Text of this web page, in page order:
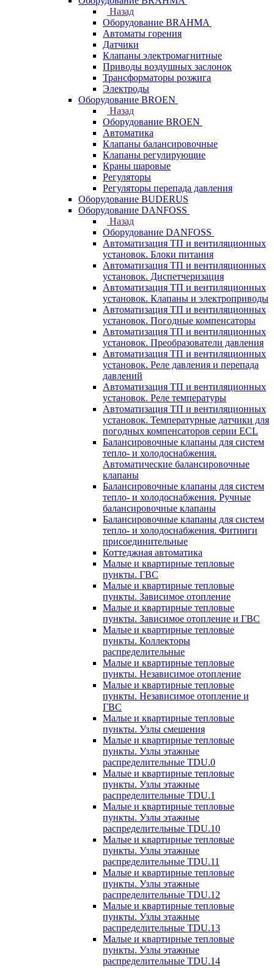
Назад
Оборудование BRAHMA
Автоматы горения
Датчики
Клапаны электромагнитные
Приводы воздушных заслонок
Трансформаторы розжига
Электроды
Оборудование BROEN
Назад
Оборудование BROEN
Автоматика
Клапаны балансировочные
Клапаны регулирующие
Краны шаровые
Регуляторы
Регуляторы перепада давления
Оборудование BUDERUS
Оборудование DANFOSS
Назад
Оборудование DANFOSS
Автоматизация ТП и вентиляционных
установок. Блоки питания
Автоматизация ТП и вентиляционных
установок. Диспетчеризация
Автоматизация ТП и вентиляционных
установок. Клапаны и электроприводы
Автоматизация ТП и вентиляционных
установок. Погодные компенсаторы
Автоматизация ТП и вентиляционных
установок. Преобразователи давления
Автоматизация ТП и вентиляционных
установок. Реле давления и перепада
давлений
Автоматизация ТП и вентиляционных
установок. Реле температуры
Автоматизация ТП и вентиляционных
установок. Температурные датчики для
погодных компенсаторов серии ECL
Балансировочные клапаны для систем
тепло- и холодоснабжения.
Автоматические балансировочные
клапаны
Балансировочные клапаны для систем
тепло- и холодоснабжения. Ручные
балансировочные клапаны
Балансировочные клапаны для систем
тепло- и холодоснабжения. Фитинги
присоединительные
Коттеджная автоматика
Малые и квартирные тепловые
пункты. ГВС
Малые и квартирные тепловые
пункты. Зависимое отопление
Малые и квартирные тепловые
пункты. Зависимое отопление и ГВС
Малые и квартирные тепловые
пункты. Коллекторы
распределительные
Малые и квартирные тепловые
пункты. Независимое отопление
Малые и квартирные тепловые
пункты. Независимое отопление и
ГВС
Малые и квартирные тепловые
пункты. Узлы смешения
Малые и квартирные тепловые
пункты. Узлы этажные
распределительные TDU.0
Малые и квартирные тепловые
пункты. Узлы этажные
распределительные TDU.1
Малые и квартирные тепловые
пункты. Узлы этажные
распределительные TDU.10
Малые и квартирные тепловые
пункты. Узлы этажные
распределительные TDU.11
Малые и квартирные тепловые
пункты. Узлы этажные
распределительные TDU.12
Малые и квартирные тепловые
пункты. Узлы этажные
распределительные TDU.13
Малые и квартирные тепловые
пункты. Узлы этажные
распределительные TDU.14